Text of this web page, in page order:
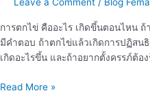
การตกไข่ คืออะไร เกิดขึ้นตอนไหน ถ้
มีคำตอบ ถ้าตกไข่แล้วเกิดการปฏิสน
เกิดอะไรขึ้น และถ้าอยากตั้งครรภ์ต้อ
เกี่ยว
การ
ตก
Read More »